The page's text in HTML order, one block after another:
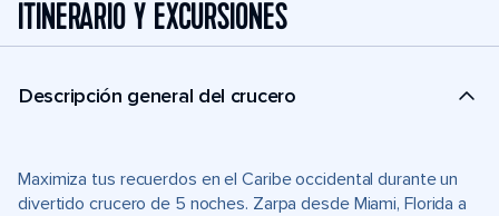
ITINERARIO Y EXCURSIONES
Descripción general del crucero
Maximiza tus recuerdos en el Caribe occidental durante un
divertido crucero de 5 noches. Zarpa desde Miami, Florida a